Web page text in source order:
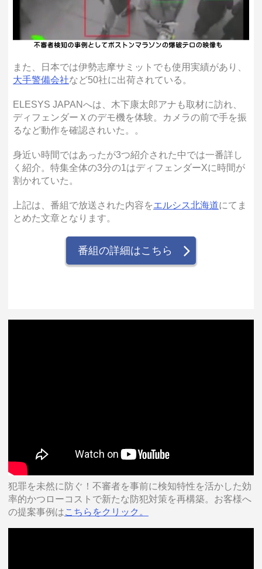
また、日本では伊勢志摩サミットでも使用実績があり、
大手警備会社など50社に出荷されている。
ELESYS JAPANへは、木下康太郎アナも取材に訪れ、
ディフェンダーＸのデモ機を体験。カメラの前で手を振
るなど動作を確認されいた。。
身近い時間ではあったが3つ紹介された中では一番詳し
く紹介。特集全体の3分の1はディフェンダーXに時間が
割かれていた。
上記は、番組で放送された内容をエルシス北海道にてま
とめた文章となります。
番組の詳細はこちら
犯罪を未然に防ぐ！不審者を事前に検知特性を活かした効
率的かつローコストで新たな防犯対策を再構築。お客様へ
の提案事例はこちらをクリック。